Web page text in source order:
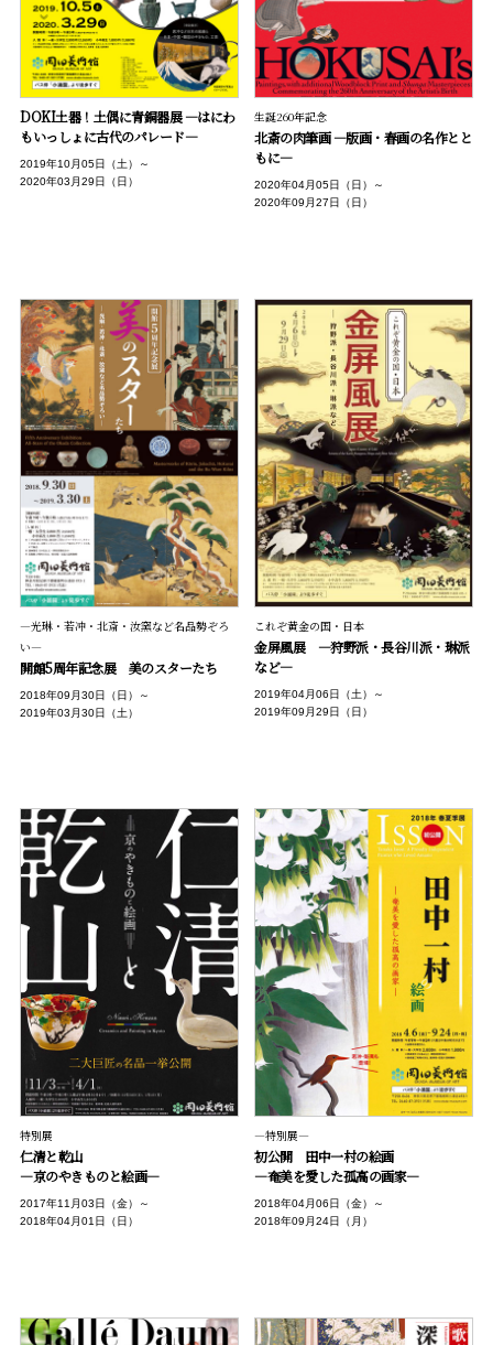
生誕260年記念
北斎の肉筆画 ―版画・春画の名作とと
もに―
2020年04月05日（日）～
2020年09月27日（日）
DOKI土器！土偶に青銅器展 ―はにわ
もいっしょに古代のパレード―
2019年10月05日（土）～
2020年03月29日（日）
これぞ黄金の国・日本
金屏風展 ―狩野派・長谷川派・琳派
など―
2019年04月06日（土）～
2019年09月29日（日）
―光琳・若冲・北斎・汝窯など名品勢ぞろ
い―
開館5周年記念展 美のスターたち
2018年09月30日（日）～
2019年03月30日（土）
―特別展―
初公開 田中一村の絵画
―奄美を愛した孤高の画家―
2018年04月06日（金）～
2018年09月24日（月）
特別展
仁清と乾山
―京のやきものと絵画―
2017年11月03日（金）～
2018年04月01日（日）